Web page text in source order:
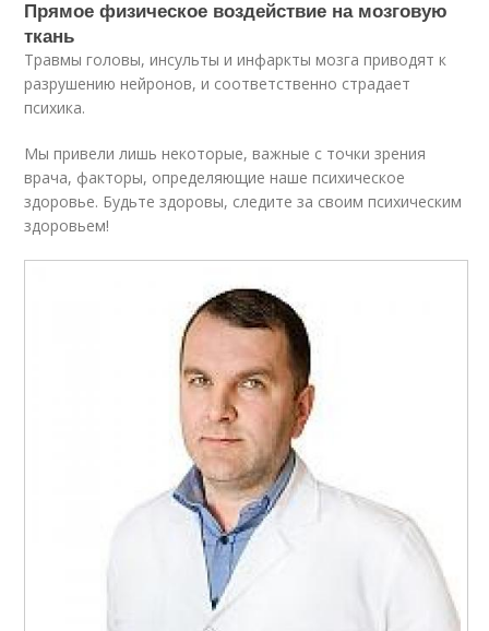
Прямое физическое воздействие на мозговую
ткань
Травмы головы, инсульты и инфаркты мозга приводят к
разрушению нейронов, и соответственно страдает
психика.
Мы привели лишь некоторые, важные с точки зрения
врача, факторы, определяющие наше психическое
здоровье. Будьте здоровы, следите за своим психическим
здоровьем!